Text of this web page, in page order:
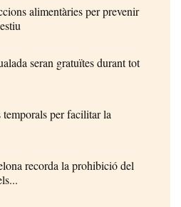
alimentàries per prevenir
seran gratuïtes durant tot
temporals per facilitar la
recorda la prohibició del